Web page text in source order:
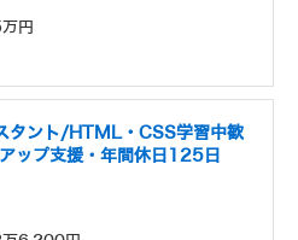
円
タント/HTML・CSS学習中歓
ップ支援・年間休日125日